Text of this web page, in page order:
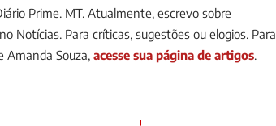
Prime. MT. Atualmente, escrevo sobre
Notícias. Para críticas, sugestões ou elogios. Para
Amanda Souza, acesse sua página de artigos.